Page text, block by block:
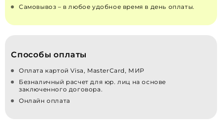
Самовывоз – в любое удобное время в день оплаты.
Способы оплаты
Оплата картой Visa, MasterCard, МИР
Безналичный расчет для юр. лиц на основе
заключенного договора.
Онлайн оплата